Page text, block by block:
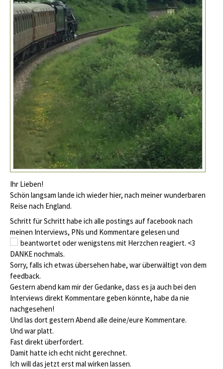
Ihr Lieben!
Schön langsam lande ich wieder hier, nach meiner wunderbaren
Reise nach England.
Schritt für Schritt habe ich alle postings auf facebook nach
meinen Interviews, PNs und Kommentare gelesen und
beantwortet oder wenigstens mit Herzchen reagiert. <3
DANKE nochmals.
Sorry, falls ich etwas übersehen habe, war überwältigt von dem
feedback.
Gestern abend kam mir der Gedanke, dass es ja auch bei den
Interviews direkt Kommentare geben könnte, habe da nie
nachgesehen!
Und las dort gestern Abend alle deine/eure Kommentare.
Und war platt.
Fast direkt überfordert.
Damit hatte ich echt nicht gerechnet.
Ich will das jetzt erst mal wirken lassen.